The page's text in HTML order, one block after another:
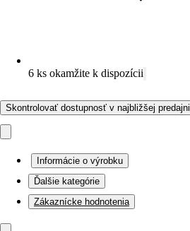
6 ks okamžite k dispozícii
Skontrolovať dostupnosť v najbližšej predajni
Informácie o výrobku
Ďalšie kategórie
Zákaznícke hodnotenia